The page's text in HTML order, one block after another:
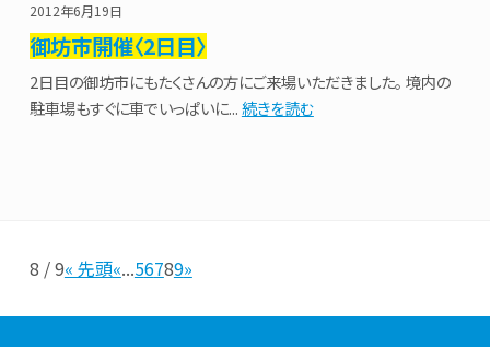
2012年6月19日
御坊市開催〈2日目〉
2日目の御坊市にもたくさんの方にご来場いただきました。 境内の
駐車場もすぐに車でいっぱいに...続きを読む
8 / 9« 先頭«...56789»